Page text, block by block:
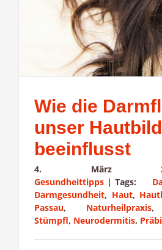
Wie die
unser Hautbild
beeinflusst
4. März
Gesundheittipps | Tags:
Darmgesundheit, Haut,
Passau, Naturheilpraxis
Stümpfl, Neurodermitis,